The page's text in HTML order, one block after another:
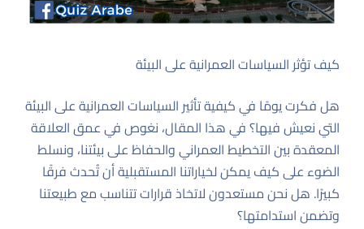
كيف تؤثر السياسات العمرانية على البيئة
هل فكرت يومًا في كيفية تأثير السياسات العمرانية على البيئة
التي نعيش فيها؟ في هذا المقال، نغوص في عمق العلاقة
المعقدة بين التخطيط العمراني والحفاظ على بيئتنا، ونسلط
الضوء على كيف يمكن لخياراتنا المستقبلية أن تُحدث فرقًا
كبيرًا. هل نحن مستعدون لاتخاذ قرارات تتناسب مع طبيعتنا
وتضمن استدامتها؟